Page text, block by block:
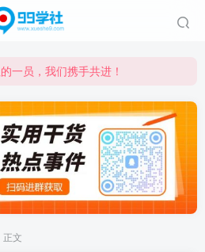
一员，我们携手共进！
一员，我们携手共进！
股教程、创业教程、网络营销教程、自媒体短视频教程等，长期更新各大精品创业项目！
正文